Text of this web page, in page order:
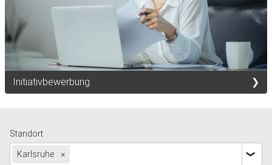
Initiativbewerbung
Standort
Karlsruhe ×